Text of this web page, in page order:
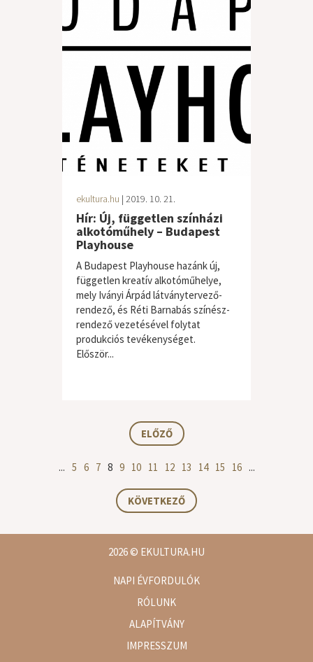
ekultura.hu | 2019. 10. 21.
Hír: Új, független színházi
alkotóműhely – Budapest
Playhouse
A Budapest Playhouse hazánk új,
független kreatív alkotóműhelye,
mely Iványi Árpád látványtervező-
rendező, és Réti Barnabás színész-
rendező vezetésével folytat
produkciós tevékenységet.
Először...
ELŐZŐ
... 5 6 7 8 9 10 11 12 13 14 15 16 ...
KÖVETKEZŐ
2026© EKULTURA.HU
NAPI ÉVFORDULÓK
RÓLUNK
ALAPÍTVÁNY
IMPRESSZUM